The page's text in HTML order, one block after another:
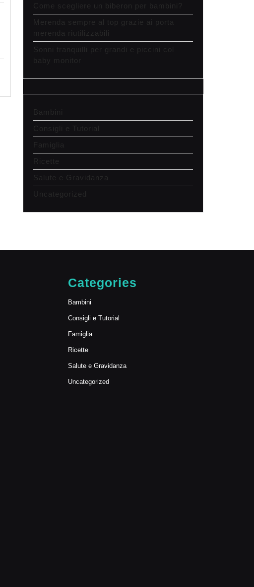
Come scegliere un biberon per bambini?
Merenda sempre al top grazie ai porta
merenda riutilizzabili
Sonni tranquilli per grandi e piccini col
baby monitor
Bambini
Consigli e Tutorial
Famiglia
Ricette
Salute e Gravidanza
Uncategorized
Categories
Bambini
Consigli e Tutorial
Famiglia
Ricette
Salute e Gravidanza
Uncategorized